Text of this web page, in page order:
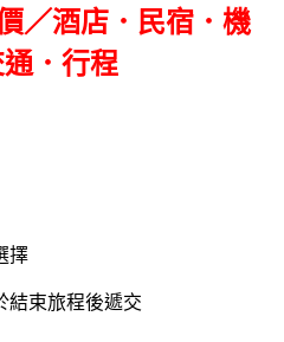
／酒店．民宿．機
．行程
擇
結束旅程後遞交